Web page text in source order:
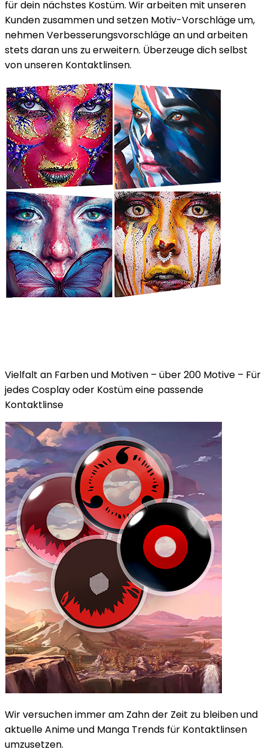
für dein nächstes Kostüm. Wir arbeiten mit unseren
Kunden zusammen und setzen Motiv-Vorschläge um,
nehmen Verbesserungsvorschläge an und arbeiten
stets daran uns zu erweitern. Überzeuge dich selbst
von unseren Kontaktlinsen.
Vielfalt an Farben und Motiven – über 200 Motive – Für
jedes Cosplay oder Kostüm eine passende
Kontaktlinse
Wir versuchen immer am Zahn der Zeit zu bleiben und
aktuelle Anime und Manga Trends für Kontaktlinsen
umzusetzen.